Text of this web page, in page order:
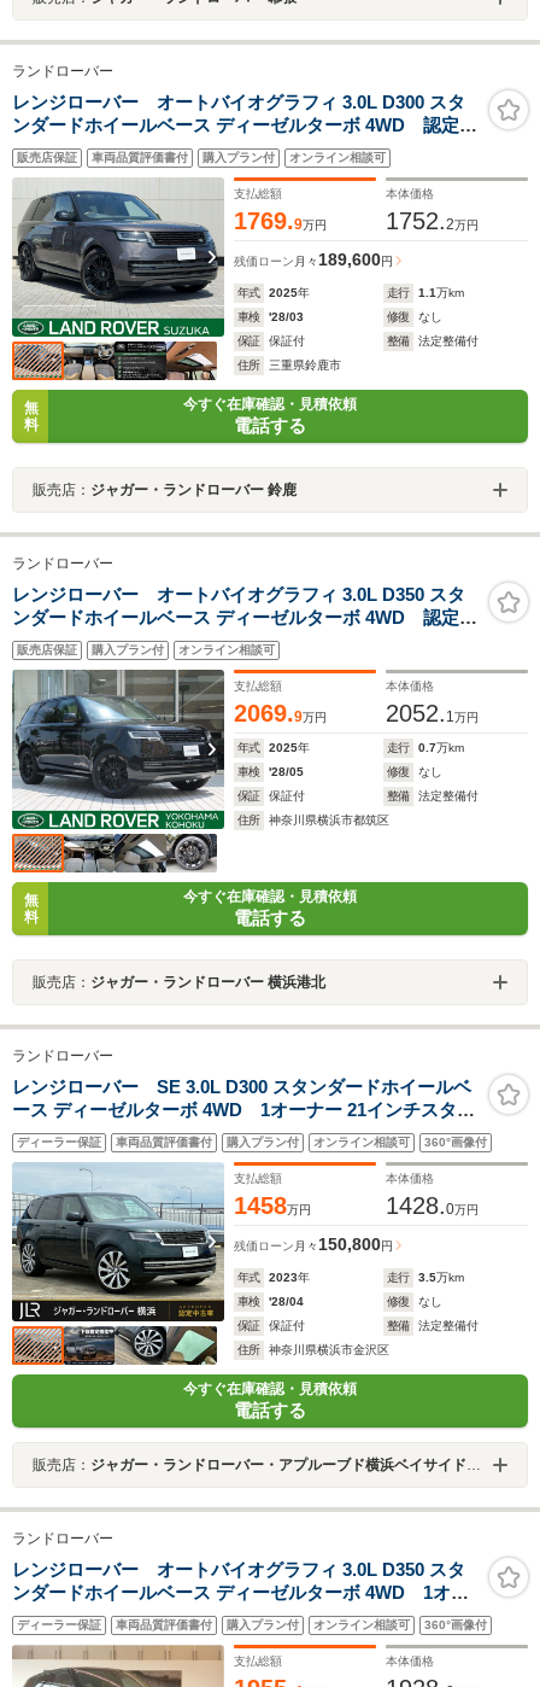
ランドローバー
レンジローバー オートバイオグラフィ 3.0L D300 スタ
ンダードホイールベース ディーゼルターボ 4WD 認定中
古車 1オ―ナー ディーゼル 禁煙車 サンルーフ 電
動サイドステップ アダプティブクルーズ デジタルイ
ンナーミラー MERIDIANシグネチャー シートマッサ
ージ＆クーラー＆ヒーター
販売店保証 車両品質評価書付 購入プラン付 オンライン相談可
支払総額
1769.9万円
本体価格
1752.2万円
残価ローン 月々189,600円
年式 2025年 走行 1.1万km
車検
'28/03 修復
なし
保証
保証付 整備
法定整備付
住所
三重県鈴鹿市
無
料
今すぐ在庫確認・見積依頼
電話する
販売店： ジャガー・ランドローバー 鈴鹿
ランドローバー
レンジローバー オートバイオグラフィ 3.0L D350 スタ
ンダードホイールベース ディーゼルターボ 4WD 認定中
古車 ディーゼル ガラスルーフ 電動サイドステッ
プ サラウンドカメラ 衝突被害軽減ブレーキ アダプ
ティブクルーズ エアサス オプション23インチアル
ミ Apple Car Play
販売店保証 購入プラン付 オンライン相談可
支払総額
2069.9万円
本体価格
2052. 1万円
年式 2025年 走行 0.7万km
車検
'28/05 修復
なし
保証
保証付 整備
法定整備付
住所
神奈川県横浜市都筑区
無
料
今すぐ在庫確認・見積依頼
電話する
販売店： ジャガー・ランドローバー 横浜港北
ランドローバー
レンジローバー SE 3.0L D300 スタンダードホイールベ
ース ディーゼルターボ 4WD 1オーナー 21インチスタイ
ル5112ホイール パノラミックルーフ 全席シートヒーター
ピクセルLEDヘッドライト エクステンデットレザーアッ
プグレード 20ウェイ電動フロントシート MERIDIANサウ
ンドシステム
ディーラー保証 車両品質評価書付 購入プラン付 オンライン相談可 360°画像付
支払総額
1458万円
本体価格
1428.0万円
残価ローン 月々 150,800円
年式 2023年 走行 3.5万km
車検
'28/04 修復
なし
保証
保証付 整備
法定整備付
住所
神奈川県横浜市金沢区
今すぐ在庫確認・見積依頼
電話する
販売店： ジャガー・ランドローバー・アプルーブド横浜ベイサイドマリーナ
ランドローバー
レンジローバー オートバイオグラフィ 3.0L D350 スタ
ンダードホイールベース ディーゼルターボ 4WD 1オー
ナー 25年モデル 電動サイドステップ スライディングパノ
ラミックルーフ ブラックルーフ 22インチStyle オールホ
イールステアリング (ヒーター&クーラー+マッサージ付
ディーラー保証 車両品質評価書付 購入プラン付 オンライン相談可 360°画像付
支払総額 本体価格